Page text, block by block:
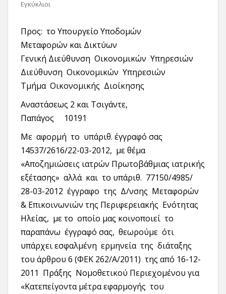
Εγκύκλιοι
Προς: το Υπουργείο Υποδομών
Μεταφορών και Δικτύων
Γενική Διεύθυνση Οικονομικών Υπηρεσιών
Διεύθυνση Οικονομικών Υπηρεσιών
Τμήμα Οικονομικής Διοίκησης
Αναστάσεως 2 και Τσιγάντε,
Παπάγος 10191
Με αφορμή το υπ΄αριθ. έγγραφό σας
14537/2616/22-03-2012, με θέμα
«Αποζημιώσεις ιατρών Πρωτοβάθμιας ιατρικής
εξέτασης» αλλά και το υπ΄αριθ. 77150/4985/
28-03-2012 έγγραφο της Δ/νσης Μεταφορών
& Επικοινωνιών της Περιφερειακής Ενότητας
Ηλείας, με το οποίο μας κοινοποιεί το
παραπάνω έγγραφό σας, θεωρούμε ότι
υπάρχει εσφαλμένη ερμηνεία της διάταξης
του άρθρου 6 (ΦΕΚ 262/Α/2011) της από 16-12-
2011 Πράξης Νομοθετικού Περιεχομένου για
«Κατεπείγοντα μέτρα εφαρμογής του